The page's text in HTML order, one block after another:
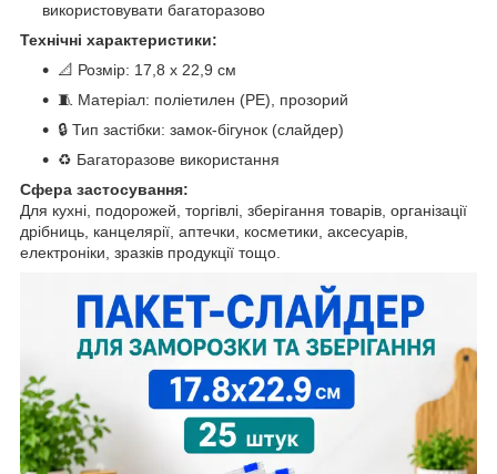
використовувати багаторазово
Технічні характеристики:
📐 Розмір: 17,8 x 22,9 см
🧵 Матеріал: поліетилен (PE), прозорий
🔒 Тип застібки: замок-бігунок (слайдер)
♻ Багаторазове використання
Сфера застосування:
Для кухні, подорожей, торгівлі, зберігання товарів, організації
дрібниць, канцелярії, аптечки, косметики, аксесуарів,
електроніки, зразків продукції тощо.